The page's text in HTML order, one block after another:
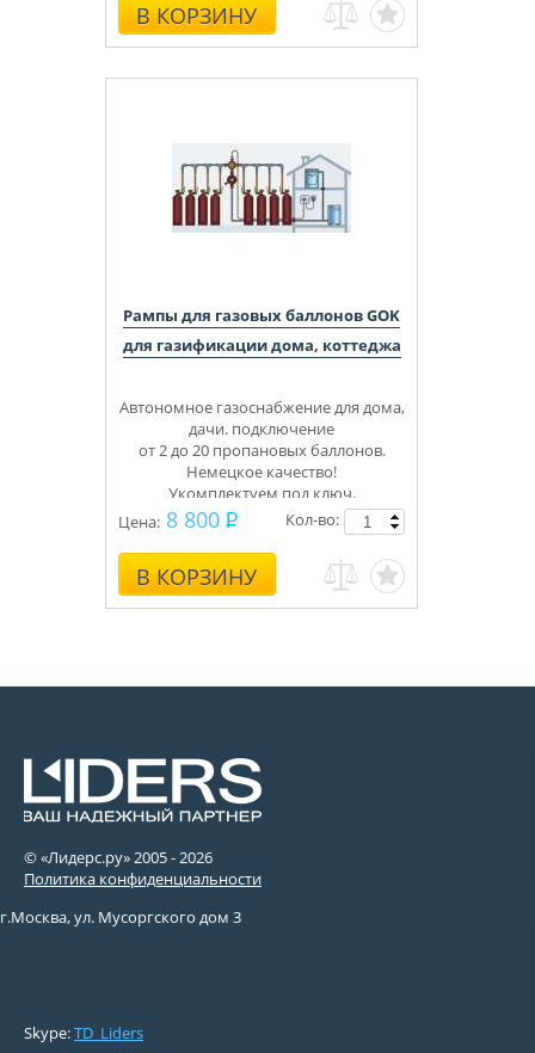
В КОРЗИНУ
Рампы для газовых баллонов GOK
для газификации дома, коттеджа
Автономное газоснабжение для дома,
дачи. подключение
от 2 до 20 пропановых баллонов.
Немецкое качество!
Укомплектуем под ключ.
Консультации, монтаж.
Цена: 8 800
В КОРЗИНУ
Кол-во:
© «Лидерс.ру» 2005 -2026
Политика конфиденциальности
г.Москва, ул. Мусоргского дом 3
Skype:TD_Liders